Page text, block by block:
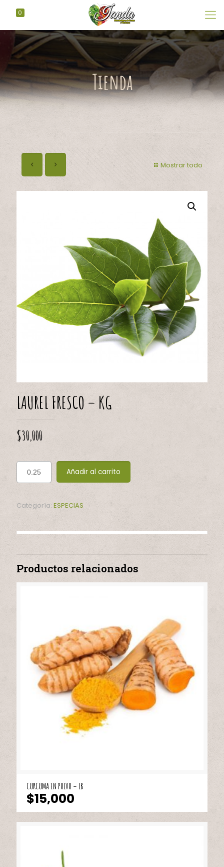
0
Tienda
Mostrar todo
LAUREL FRESCO – KG
$30,000
Añadir al carrito
Categoría: ESPECIAS
Productos relacionados
CURCUMA EN POLVO – LB
$15,000